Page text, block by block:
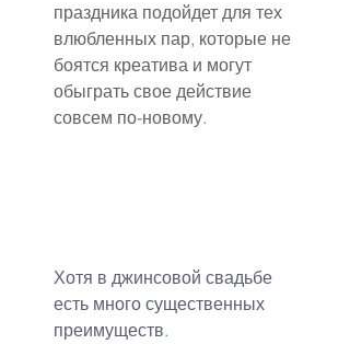
праздника подойдет для тех
влюбленных пар, которые не
боятся креатива и могут
обыграть свое действие
совсем по-новому.
Хотя в джинсовой свадьбе
есть много существенных
преимуществ.